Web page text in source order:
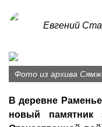
Евгений
Фото из архива
В деревне
новый памятник